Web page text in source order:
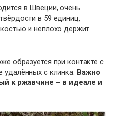
в Швеции, очень
в 59 единиц,
и неплохо держит
образуется при контакте с
удалённых с клинка. Важно
к ржавчине – в идеале и